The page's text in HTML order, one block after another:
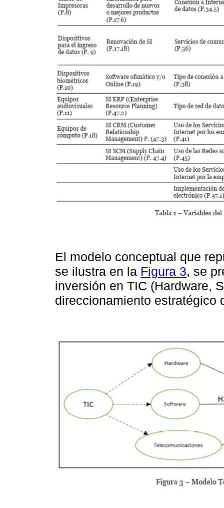
El modelo conceptual que
se ilustra en la Figura 3, se
inversión en TIC (Hardware,
direccionamiento estratégico